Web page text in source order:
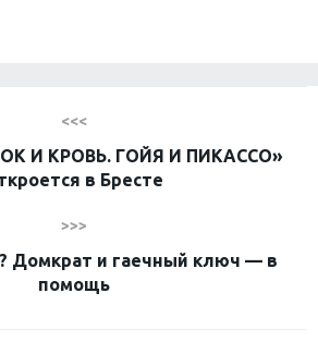
<<<
И КРОВЬ. ГОЙЯ И ПИКАССО»
в Бресте
>>>
Домкрат и гаечный ключ — в
помощь